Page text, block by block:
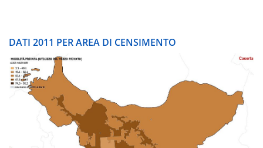
DATI 2011 PER AREA DI CENSIMENTO